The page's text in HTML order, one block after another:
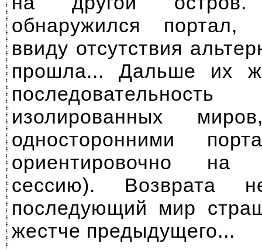
обнаружился портал,
ввиду отсутствия
прошла... Дальше их
изолированных
односторонними
ориентировочно на
сессию). Возврата
последующий мир
жестче предыдущего...